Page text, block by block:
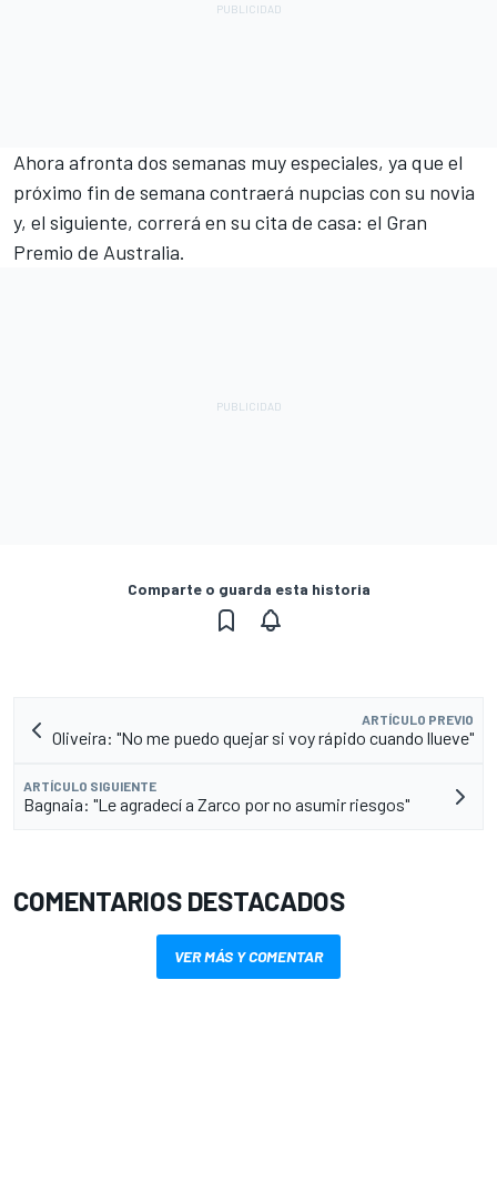
Ahora afronta dos semanas muy especiales, ya que el
próximo fin de semana contraerá nupcias con su novia
y, el siguiente, correrá en su cita de casa: el Gran
Premio de Australia.
Comparte o guarda esta historia
ARTÍCULO PREVIO
Oliveira: "No me puedo quejar si voy rápido cuando llueve"
ARTÍCULO SIGUIENTE
Bagnaia: "Le agradecí a Zarco por no asumir riesgos"
COMENTARIOS DESTACADOS
VER MÁS Y COMENTAR